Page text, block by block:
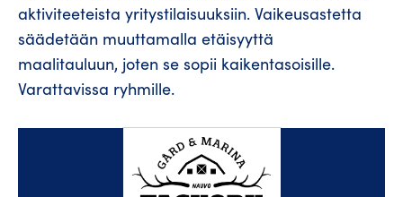
aktiviteeteista yritystilaisuuksiin. Vaikeusastetta
säädetään muuttamalla etäisyyttä
maalitauluun, joten se sopii kaikentasoisille.
Varattavissa ryhmille.